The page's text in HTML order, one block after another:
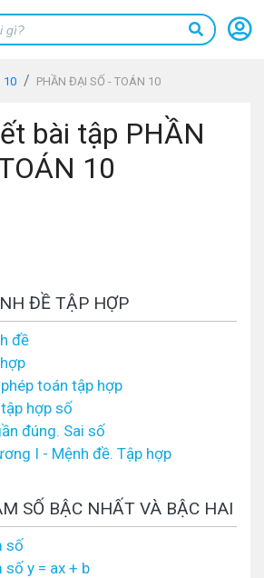
10 PHẦN ĐẠI SỐ - TOÁN 10
bài tập PHẦN
10
ĐỀ TẬP HỢP
đề
toán tập hợp
hợp số
đúng. Sai số
I - Mệnh đề. Tập hợp
SỐ BẬC NHẤT VÀ BẬC HAI
số
số y = ax + b